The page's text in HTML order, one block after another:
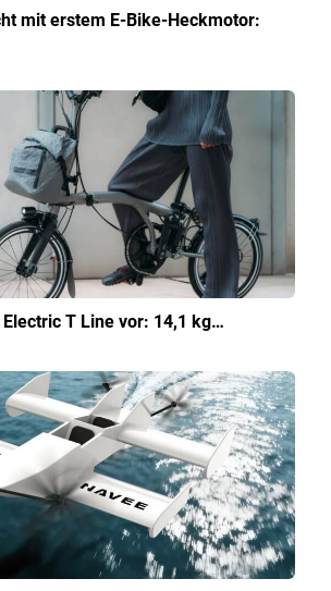
mit erstem E-Bike-Heckmotor:
T Line vor: 14,1 kg…